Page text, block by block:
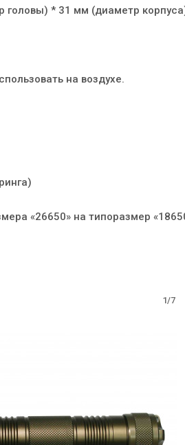
* 31 мм (диаметр
на воздухе.
«26650» на типоразмер
1/7